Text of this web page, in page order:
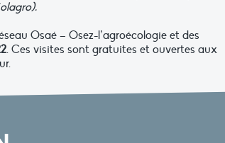
Osaé – Osez-l’agroécologie et des
. Ces visites sont gratuites et ouvertes aux